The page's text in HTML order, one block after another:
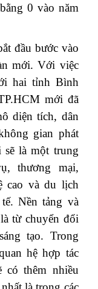
0 vào năm
đầu bước vào
mới. Với việc
hai tỉnh Bình
mới đã
diện tích, dân
gian phát
là một trung
thương mại,
cao và du lịch
Nền tảng và
từ chuyển đổi
tạo. Trong
hệ hợp tác
có thêm nhiều